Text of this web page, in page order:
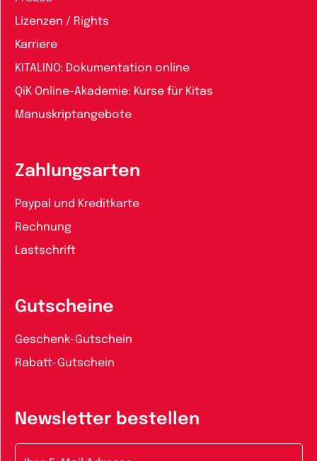
Lizenzen / Rights
Karriere
KITALINO: Dokumentation online
QiK Online-Akademie: Kurse für Kitas
Manuskriptangebote
Zahlungsarten
Paypal und Kreditkarte
Rechnung
Lastschrift
Gutscheine
Geschenk-Gutschein
Rabatt-Gutschein
Newsletter bestellen